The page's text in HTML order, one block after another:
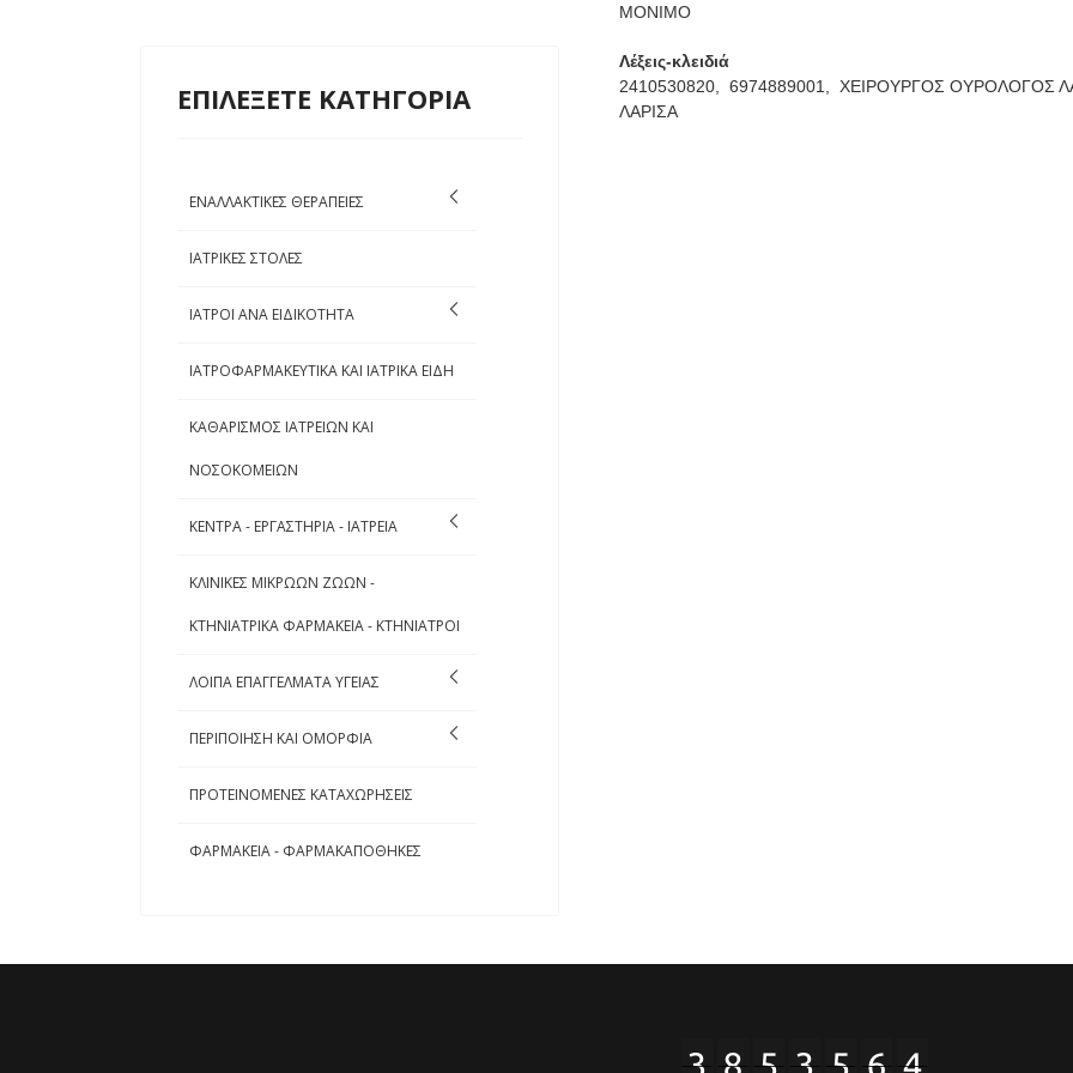
ΕΠΙΛΕΞΕΤΕ ΚΑΤΗΓΟΡΙΑ
ΕΝΑΛΛΑΚΤΙΚΕΣ ΘΕΡΑΠΕΙΕΣ
ΙΑΤΡΙΚΕΣ ΣΤΟΛΕΣ
ΙΑΤΡΟΙ ΑΝΑ ΕΙΔΙΚΟΤΗΤΑ
ΙΑΤΡΟΦΑΡΜΑΚΕΥΤΙΚΑ ΚΑΙ ΙΑΤΡΙΚΑ ΕΙΔΗ
ΚΑΘΑΡΙΣΜΟΣ ΙΑΤΡΕΙΩΝ ΚΑΙ
ΝΟΣΟΚΟΜΕΙΩΝ
ΚΕΝΤΡΑ - ΕΡΓΑΣΤΗΡΙΑ - ΙΑΤΡΕΙΑ
ΚΛΙΝΙΚΕΣ ΜΙΚΡΩΩΝ ΖΩΩΝ -
ΚΤΗΝΙΑΤΡΙΚΑ ΦΑΡΜΑΚΕΙΑ - ΚΤΗΝΙΑΤΡΟΙ
ΛΟΙΠΑ ΕΠΑΓΓΕΛΜΑΤΑ ΥΓΕΙΑΣ
ΠΕΡΙΠΟΙΗΣΗ ΚΑΙ ΟΜΟΡΦΙΑ
ΠΡΟΤΕΙΝΟΜΕΝΕΣ ΚΑΤΑΧΩΡΗΣΕΙΣ
ΦΑΡΜΑΚΕΙΑ - ΦΑΡΜΑΚΑΠΟΘΗΚΕΣ
ΜΟΝΙΜΟ
Λέξεις-κλειδιά
2410530820,
6974889001,
ΧΕΙΡΟΥΡΓΟΣ ΟΥΡΟΛΟΓΟΣ
ΛΑΡΙΣΑ